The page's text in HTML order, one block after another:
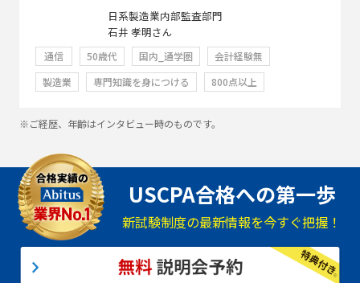
日系製造業内部監査部門
石井 孝明さん
通信 50歳代 国内_通学圏
会計経験無
製造業
専門知識を身につける 800点以上
※ご経歴、年齢はインタビュー時のものです。
USCPA合格への第一歩
新試験制度の最新情報を今すぐ把握！